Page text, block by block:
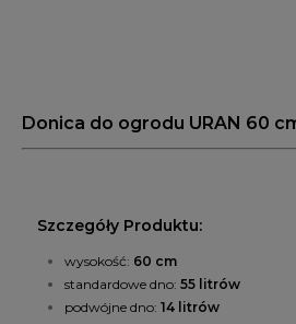
Donica do ogrodu URAN 60
Szczegóły Produktu:
wysokość: 60 cm
standardowe dno: 55 litrów
podwójne dno: 14 litrów